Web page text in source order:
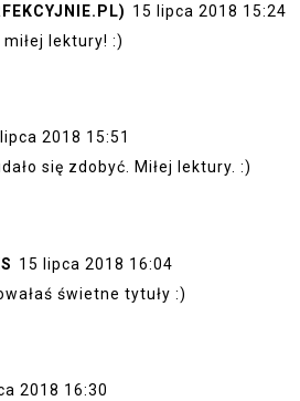
15 lipca 2018 15:24
lektury! :)
2018 15:51
się zdobyć. Miłej lektury. :)
15 lipca 2018 16:04
świetne tytuły :)
2018 16:30